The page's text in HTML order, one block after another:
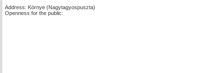
Address: Környe (Nagytagyospuszta)
Openness for the public: